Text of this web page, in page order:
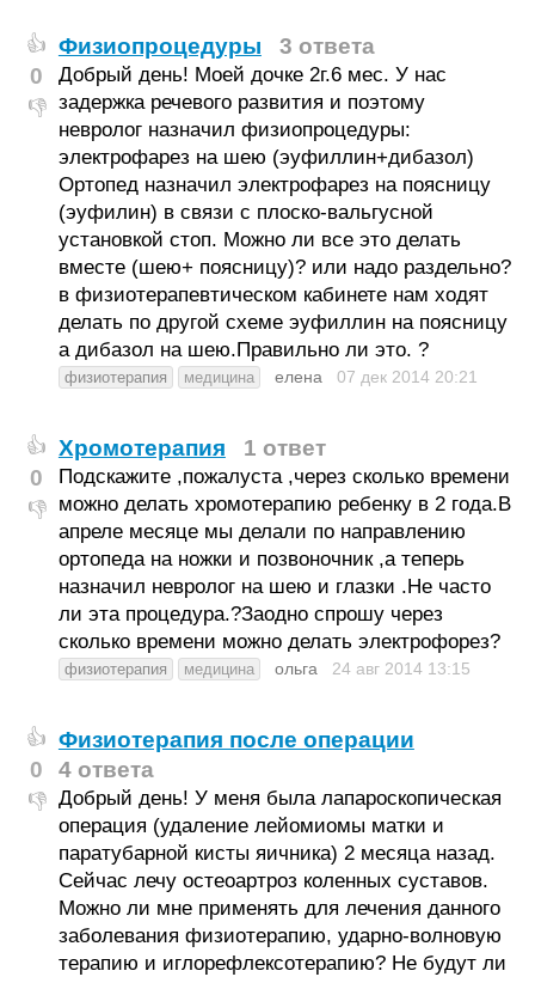
👍
0
👎
Физиопроцедуры 3 ответа
Добрый день! Моей дочке 2г.6 мес. У нас
задержка речевого развития и поэтому
невролог назначил физиопроцедуры:
электрофарез на шею (эуфиллин+дибазол)
Ортопед назначил электрофарез на поясницу
(эуфилин) в связи с плоско-вальгусной
установкой стоп. Можно ли все это делать
вместе (шею+ поясницу)? или надо раздельно?
в физиотерапевтическом кабинете нам ходят
делать по другой схеме эуфиллин на поясницу
а дибазол на шею.Правильно ли это. ?
физиотерапия медицина елена 07 дек 2014 20:21
👍
0
👎
Хромотерапия 1 ответ
Подскажите ,пожалуста ,через сколько времени
можно делать хромотерапию ребенку в 2 года.В
апреле месяце мы делали по направлению
ортопеда на ножки и позвоночник ,а теперь
назначил невролог на шею и глазки .Не часто
ли эта процедура.?Заодно спрошу через
сколько времени можно делать электрофорез?
физиотерапия медицина ольга 24 авг 2014 13:15
👍
0
👎
Физиотерапия после операции
4 ответа
Добрый день! У меня была лапароскопическая
операция (удаление лейомиомы матки и
паратубарной кисты яичника) 2 месяца назад.
Сейчас лечу остеоартроз коленных суставов.
Можно ли мне применять для лечения данного
заболевания физиотерапию, ударно-волновую
терапию и иглорефлексотерапию? Не будут ли